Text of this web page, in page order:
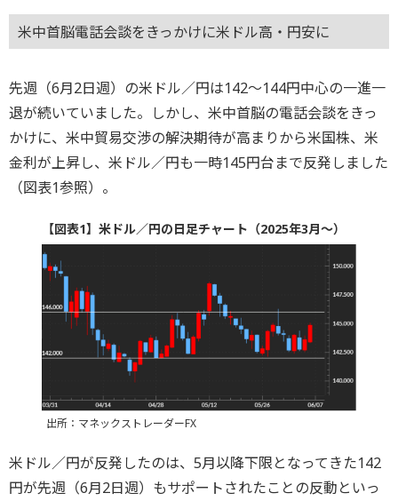
米中首脳電話会談をきっかけに米ドル高・円安に
先週（6月2日週）の米ドル／円は142～144円中心の一進一
退が続いていました。しかし、米中首脳の電話会談をきっ
かけに、米中貿易交渉の解決期待が高まりから米国株、米
金利が上昇し、米ドル／円も一時145円台まで反発しました
（図表1参照）。
【図表1】米ドル／円の日足チャート（2025年3月～）
出所：マネックストレーダーFX
米ドル／円が反発したのは、5月以降下限となってきた142
円が先週（6月2日週）もサポートされたことの反動といっ